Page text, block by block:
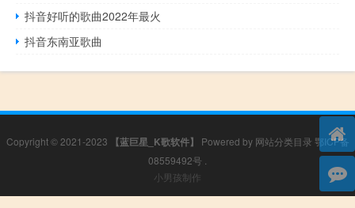
抖音好听的歌曲2022年最火
抖音东南亚歌曲
Copyright © 2021-2023 【蓝巨星_K歌软件】 Powered by 网站分类目录 鄂ICP备
08559492号
小男孩制作